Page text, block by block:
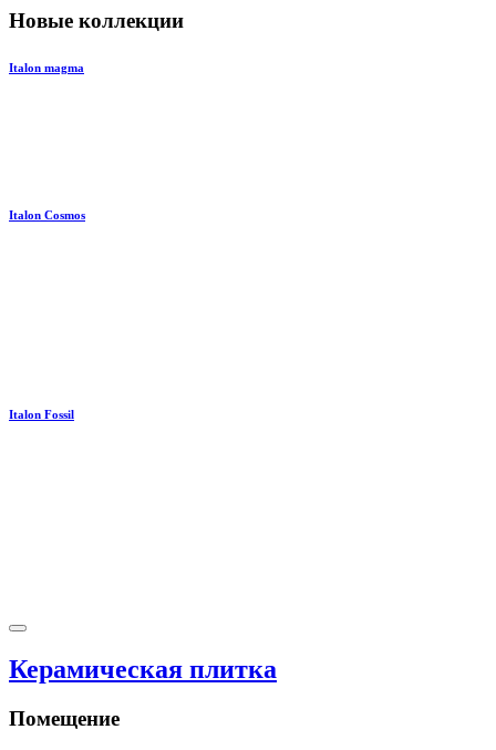
Новые коллекции
Italon magma
Italon Cosmos
Italon Fossil
Керамическая плитка
Помещение